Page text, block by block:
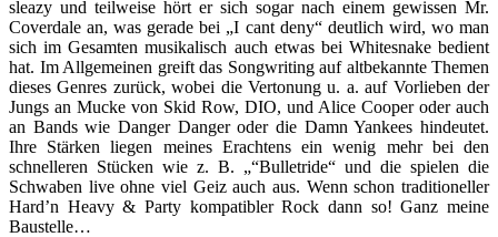
sleazy und teilweise hört er sich sogar nach einem gewissen Mr.
Coverdale an, was gerade bei „I cant deny“ deutlich wird, wo man
sich im Gesamten musikalisch auch etwas bei Whitesnake bedient
hat. Im Allgemeinen greift das Songwriting auf altbekannte Themen
dieses Genres zurück, wobei die Vertonung u. a. auf Vorlieben der
Jungs an Mucke von Skid Row, DIO, und Alice Cooper oder auch
an Bands wie Danger Danger oder die Damn Yankees hindeutet.
Ihre Stärken liegen meines Erachtens ein wenig mehr bei den
schnelleren Stücken wie z. B. „“Bulletride“ und die spielen die
Schwaben live ohne viel Geiz auch aus. Wenn schon traditioneller
Hard’n Heavy & Party kompatibler Rock dann so! Ganz meine
Baustelle…